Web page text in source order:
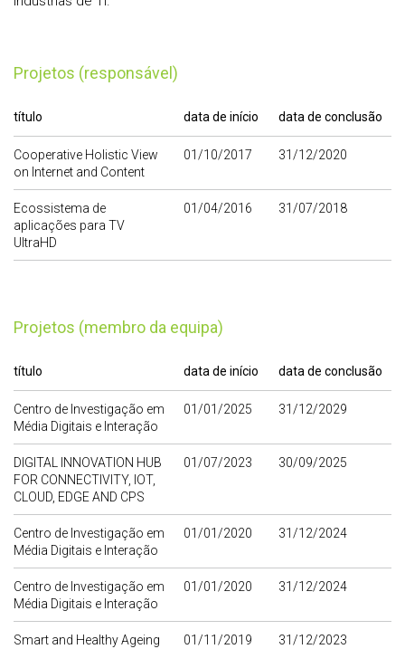
Projetos (responsável)
título data de início data de conclusão
Cooperative Holistic View
on Internet and Content
01/10/2017 31/12/2020
Ecossistema de
aplicações para TV
UltraHD
01/04/2016 31/07/2018
Projetos (membro da equipa)
título data de início data de conclusão
Centro de Investigação em
Média Digitais e Interação
01/01/2025 31/12/2029
DIGITAL INNOVATION HUB
FOR CONNECTIVITY, IOT,
CLOUD, EDGE AND CPS
01/07/2023 30/09/2025
Centro de Investigação em
Média Digitais e Interação
01/01/2020 31/12/2024
Centro de Investigação em
Média Digitais e Interação
01/01/2020 31/12/2024
Smart and Healthy Ageing
01/11/2019 31/12/2023